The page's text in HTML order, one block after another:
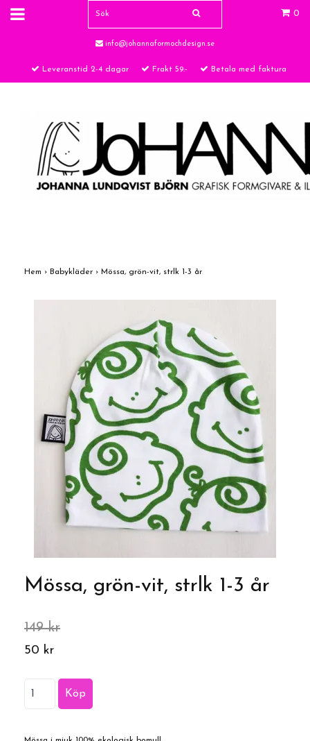
0
info@johannaformochdesign.se
Leveranstid 2-4 dagar Frakt 59:- Betala med faktura
Hem › Babykläder › Mössa, grön-vit, strlk 1-3 år
Mössa, grön-vit, strlk 1-3 år
149 kr
50 kr